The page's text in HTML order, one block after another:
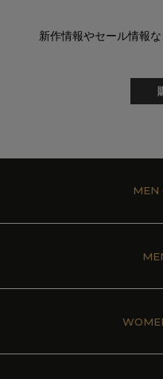
新作情報やセール情報
MEN